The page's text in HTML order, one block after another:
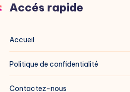
Accés rapide
Accueil
Politique de confidentialité
Contactez-nous